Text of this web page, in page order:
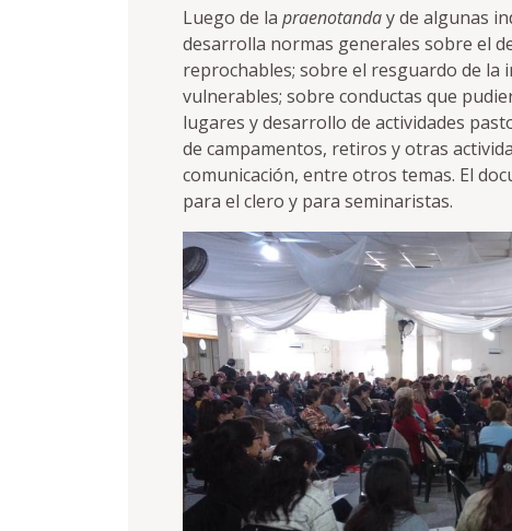
Luego de la praenotanday de algunas
desarrolla normas generales sobre el
reprochables; sobre el resguardo de la
vulnerables; sobre conductas que
lugares y desarrollo de actividades
de campamentos, retiros y otras
comunicación, entre otros temas. El
para el clero y para seminaristas.